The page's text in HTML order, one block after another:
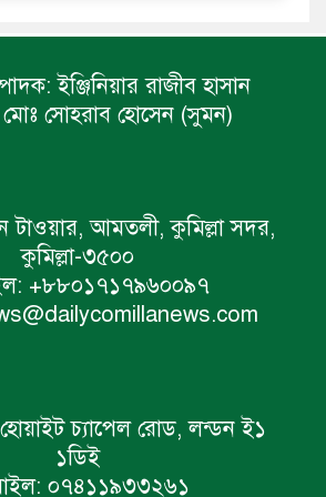
ইঞ্জিনিয়ার রাজীব হাসান
মোঃ সোহরাব হোসেন (সুমন)
টাওয়ার, আমতলী, কুমিল্লা সদর,
কুমিল্লা-৩৫০০
+৮৮০১৭১৭৯৬০০৯৭
চ্যাপেল রোড, লন্ডন ই১
১ডিই
০৭৪১১৯৩৩২৬১